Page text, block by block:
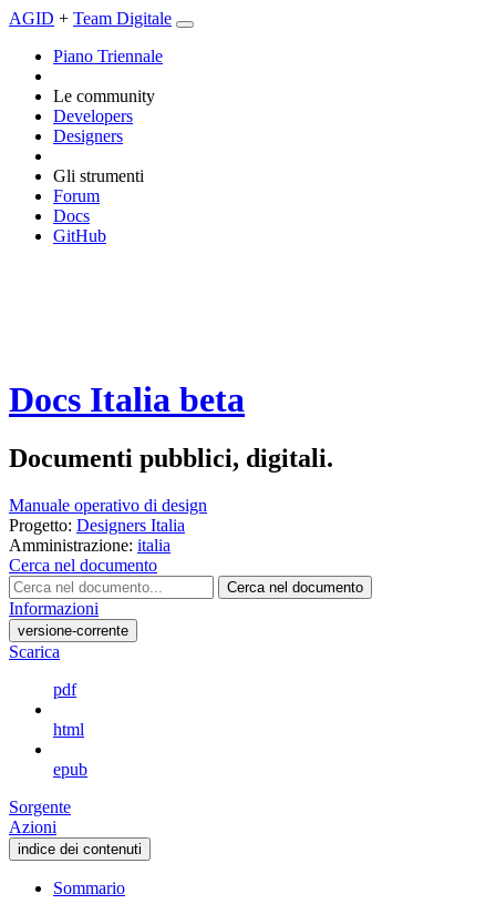
AGID + Team Digitale
Piano Triennale
Le community
Developers
Designers
Gli strumenti
Forum
Docs
GitHub
Docs Italia beta
Documenti pubblici, digitali.
Manuale operativo di design
Progetto: Designers Italia
Amministrazione: italia
Cerca nel documento
Cerca nel documento
Informazioni
versione-corrente
Scarica
pdf
html
epub
Sorgente
Azioni
indice dei contenuti
Sommario